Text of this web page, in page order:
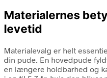
Materialernes
levetid
Materialevalg er helt
din pude. En hovedpude
en længere holdbarhed og